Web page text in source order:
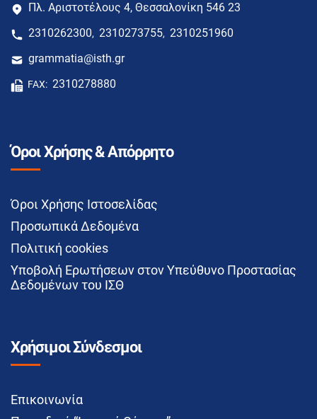
Πλ. Αριστοτέλους 4, Θεσσαλονίκη 546 23
2310262300, 2310273755, 2310251960
grammatia@isth.gr
FAX: 2310278880
Όροι Χρήσης & Απόρρητο
Όροι Χρήσης Ιστοσελίδας
Προσωπικά Δεδομένα
Πολιτική cookies
Υποβολή Ερωτήσεων στον Υπεύθυνο Προστασίας
Δεδομένων του ΙΣΘ
Χρήσιμοι Σύνδεσμοι
Επικοινωνία